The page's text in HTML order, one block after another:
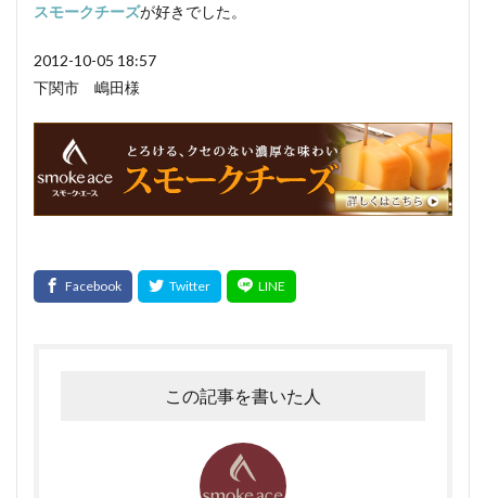
スモークチーズが好きでした。
2012-10-05 18:57
下関市 嶋田様
この記事を書いた人